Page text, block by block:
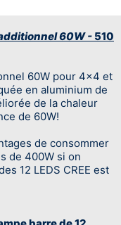
additionnel 60W - 510
60W pour 4x4 et
en aluminium de
de la chaleur
de 60W!
de consommer
de 400W si on
12 LEDS CREE est